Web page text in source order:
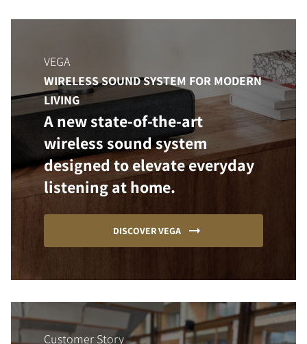
VEGA
WIRELESS SOUND SYSTEM FOR MODERN
LIVING
A new state-of-the-art
wireless sound system
designed to elevate everyday
listening at home.
DISCOVER VEGA
Customer Story